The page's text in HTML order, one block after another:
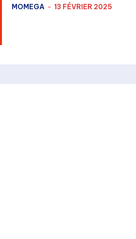
MOMEGA - 13 FÉVRIER 2025